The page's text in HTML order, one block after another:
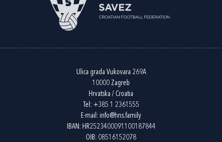
Ulica grada Vukovara 269A
10000 Zagreb
Hrvatska / Croatia
Tel: +385 1 2361555
E-mail: info@hns.family
IBAN: HR2523400091100187844
OIB: 08516152078